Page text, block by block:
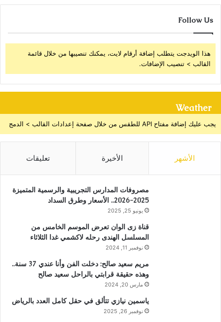
Follow Us
هذا الويدجت يتطلب إضافة أرقام لايت، يمكنك تنصيبها من خلال قائمة
القالب > تنصيب الإضافات.
Weather
يجب عليك إضافة مفتاح API للطقس من خلال صفحة إعدادات القالب > الدمج
الأشهر الأخيرة تعليقات
مصروفات المدارس التجريبية والرسمية المتميزة
2025-2026.. الأسعار وطرق السداد
يونيو 25, 2025
قناة زى الوان تعرض الموسم الخامس من
المسلسل الهندى رحله لاكشمي غدا الثلاثاء
نوفمبر 11, 2024
مريم سعيد صالح: دخلت الفن وأنا عندي 37 سنة..
وهذه حقيقة قرابتي بالراحل سعيد صالح
مارس 20, 2024
ياسمين نيازي تتألق في حقل كامل العدد بالرياض
نوفمبر 26, 2025